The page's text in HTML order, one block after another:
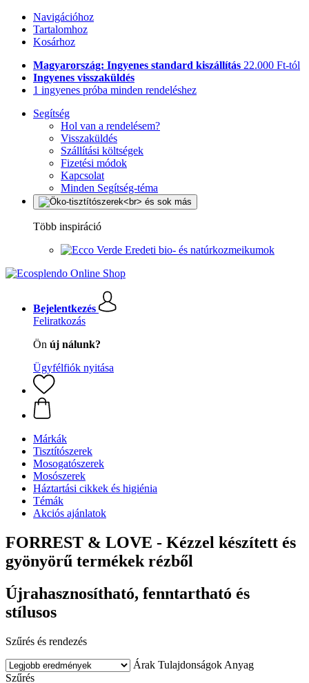
Navigációhoz
Tartalomhoz
Kosárhoz
Magyarország: Ingyenes standard kiszállítás 22.000 Ft-tól
Ingyenes visszaküldés
1 ingyenes próba minden rendeléshez
Segítség
Hol van a rendelésem?
Visszaküldés
Szállítási költségek
Fizetési módok
Kapcsolat
Minden Segítség-téma
Több inspiráció
Eredeti bio- és natúrkozmeikumok
Bejelentkezés
Feliratkozás
Ön új nálunk?
Ügyfélfiók nyitása
Márkák
Tisztítószerek
Mosogatószerek
Mosószerek
Háztartási cikkek és higiénia
Témák
Akciós ajánlatok
FORREST & LOVE - Kézzel készített és
gyönyörű termékek rézből
Újrahasznosítható, fenntartható és
stílusos
Szűrés és rendezés
Árak Tulajdonságok Anyag
Szűrés